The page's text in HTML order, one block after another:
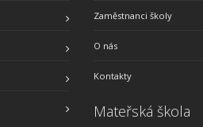
Zaměstnanci školy
O nás
Kontakty
Mateřská škola